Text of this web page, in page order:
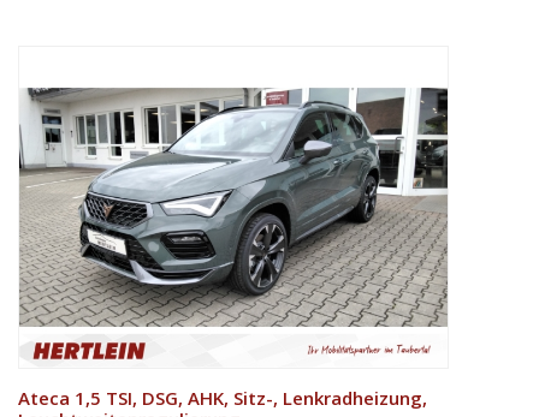
In den Warenkorb
Ateca 1,5 TSI, DSG, AHK, Sitz-, Lenkradheizung,